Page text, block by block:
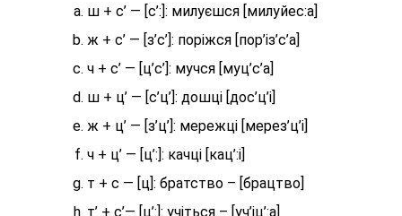
ш + с’ — [с’:]: милуєшся [милуйес:а]
ж + с’ — [з’с’]: поріжся [пор’із’с’а]
ч + с’ — [ц’с’]: мучся [муц’с’а]
ш + ц’ — [с’ц’]: дошці [дос’ц’і]
ж + ц’ — [з’ц’]: мережці [мерез’ц’і]
ч + ц’ — [ц’:]: качці [кац’:і]
т + с — [ц]: братство – [брaцтво]
т’ + с’— [ц’:]: учіться – [уч’іц’:a]